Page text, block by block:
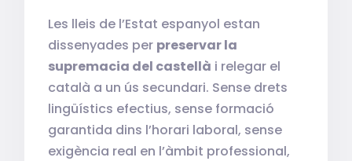
Les lleis de l’Estat espanyol estan
dissenyades per preservar la
supremacia del castellà i relegar el
català a un ús secundari. Sense drets
lingüístics efectius, sense formació
garantida dins l’horari laboral, sense
exigència real en l’àmbit professional,